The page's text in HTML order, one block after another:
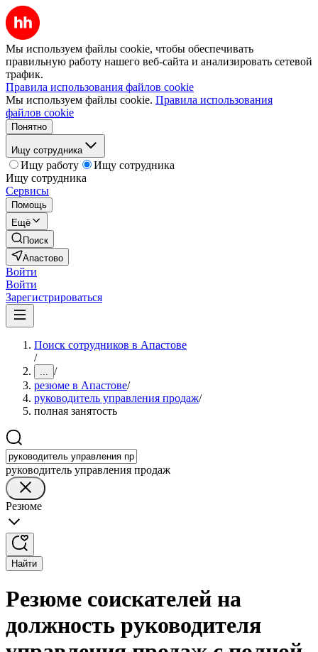
Мы используем файлы cookie, чтобы обеспечивать
правильную работу нашего веб-сайта и анализировать сетевой
трафик.
Правила использования файлов cookie
Мы используем файлы cookie. Правила использования
файлов cookie
Понятно
Ищу сотрудника
Ищу работу
Ищу сотрудника
Ищу сотрудника
Сервисы
Помощь
Ещё
Поиск
Апастово
Войти
Войти
Зарегистрироваться
Поиск сотрудников в Апастове
/
... /
резюме в Апастове/
руководитель управления продаж/
полная занятость
руководитель управления продаж
Резюме
Найти
Резюме соискателей на
должность руководителя